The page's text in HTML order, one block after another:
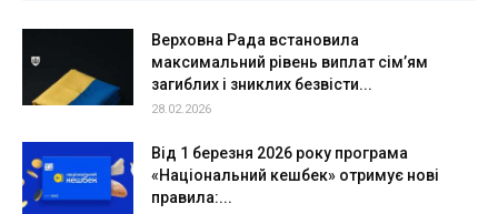
Верховна Рада встановила
максимальний рівень виплат сім’ям
загиблих і зниклих безвісти...
28.02.2026
Від 1 березня 2026 року програма
«Національний кешбек» отримує нові
правила:...